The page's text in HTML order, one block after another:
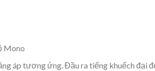
Mono
áp tương ứng. Đầu ra tiếng khuếch đại